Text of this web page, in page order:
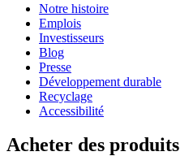
Notre histoire
Emplois
Investisseurs
Blog
Presse
Développement durable
Recyclage
Accessibilité
Acheter des produits